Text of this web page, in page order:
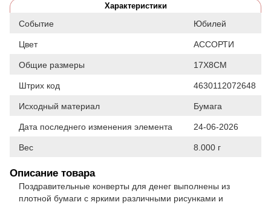
Характеристики
Событие Юбилей
Цвет АССОРТИ
Общие размеры 17Х8СМ
Штрих код 4630112072648
Исходный материал Бумага
Дата последнего изменения элемента 24-06-2026
Вес 8.000 г
Описание товара
Поздравительные конверты для денег выполнены из
плотной бумаги с яркими различными рисунками и